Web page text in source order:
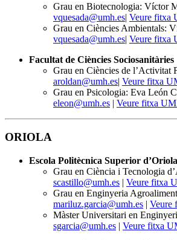
Grau en Biotecnologia: Víctor
vquesada@umh.es| Veure fitxa
Grau en Ciències Ambientals:
vquesada@umh.es| Veure fitxa
Facultat de Ciències Sociosanitàries
Grau en Ciències de l’Activitat
aroldan@umh.es| Veure fitxa
Grau en Psicologia: Eva León
eleon@umh.es | Veure fitxa
ORIOLA
Escola Politècnica Superior
Grau en Ciència i Tecnologia
scastillo@umh.es | Veure fitxa
Grau en Enginyeria
mariluz.garcia@umh.es | Veure
Màster Universitari en
sgarcia@umh.es | Veure fitxa